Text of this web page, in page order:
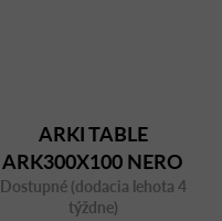
ARKI TABLE
ARK300X100 NERO
FMPNE
Dostupné (dodacia lehota 4
týždne)